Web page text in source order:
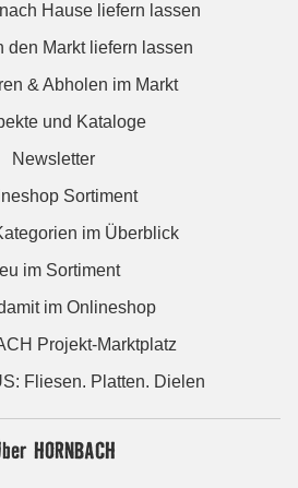
Hause liefern lassen
den Markt liefern lassen
& Abholen im Markt
und Kataloge
Newsletter
Sortiment
im Überblick
im Sortiment
im Onlineshop
Projekt-Marktplatz
Fliesen. Platten. Dielen
HORNBACH